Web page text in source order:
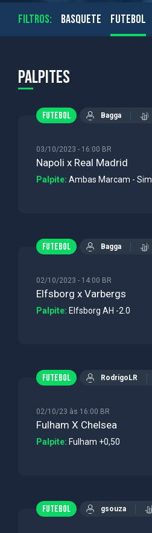
FILTROS: BASQUETE FUTEBOL
Palpites
FUTEBOL Bagga
03/10/2023 - 16:00 BR
Napoli x Real Madrid
Palpite: Ambas Marcam - Sim
FUTEBOL Bagga
02/10/2023 - 14:00 BR
Elfsborg x Varbergs
Palpite: Elfsborg AH -2.0
FUTEBOL RodrigoLR
02/10/23 às 16:00 BR
Fulham X Chelsea
Palpite: Fulham +0,50
FUTEBOL gsouza